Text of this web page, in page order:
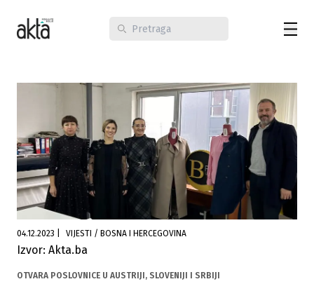
04.12.2023 VIJESTI / BOSNA I HERCEGOVINA
Izvor: Akta.ba
OTVARA POSLOVNICE U AUSTRIJI, SLOVENIJI I SRBIJI